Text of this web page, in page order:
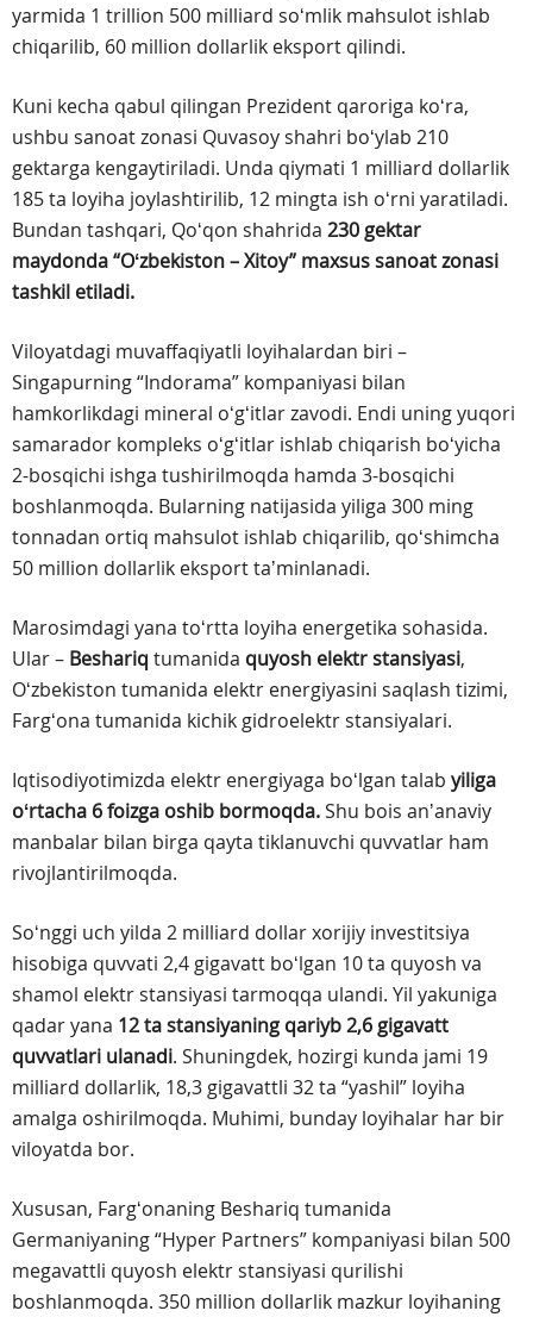
yarmida 1 trillion 500 milliard soʻmlik mahsulot ishlab
chiqarilib, 60 million dollarlik eksport qilindi.
Kuni kecha qabul qilingan Prezident qaroriga koʻra,
ushbu sanoat zonasi Quvasoy shahri boʻylab 210
gektarga kengaytiriladi. Unda qiymati 1 milliard dollarlik
185 ta loyiha joylashtirilib, 12 mingta ish oʻrni yaratiladi.
Bundan tashqari, Qoʻqon shahrida 230 gektar
maydonda “Oʻzbekiston – Xitoy” maxsus sanoat zonasi
tashkil etiladi.
Viloyatdagi muvaffaqiyatli loyihalardan biri –
Singapurning “Indorama” kompaniyasi bilan
hamkorlikdagi mineral oʻgʻitlar zavodi. Endi uning yuqori
samarador kompleks oʻgʻitlar ishlab chiqarish boʻyicha
2-bosqichi ishga tushirilmoqda hamda 3-bosqichi
boshlanmoqda. Bularning natijasida yiliga 300 ming
tonnadan ortiq mahsulot ishlab chiqarilib, qoʻshimcha
50 million dollarlik eksport taʼminlanadi.
Marosimdagi yana toʻrtta loyiha energetika sohasida.
Ular – Beshariq tumanida quyosh elektr stansiyasi,
Oʻzbekiston tumanida elektr energiyasini saqlash tizimi,
Fargʻona tumanida kichik gidroelektr stansiyalari.
Iqtisodiyotimizda elektr energiyaga boʻlgan talab yiliga
oʻrtacha 6 foizga oshib bormoqda.Shu bois anʼanaviy
manbalar bilan birga qayta tiklanuvchi quvvatlar ham
rivojlantirilmoqda.
Soʻnggi uch yilda 2 milliard dollar xorijiy investitsiya
hisobiga quvvati 2,4 gigavatt boʻlgan 10 ta quyosh va
shamol elektr stansiyasi tarmoqqa ulandi. Yil yakuniga
qadar yana 12 ta stansiyaning qariyb 2,6 gigavatt
quvvatlari ulanadi. Shuningdek, hozirgi kunda jami 19
milliard dollarlik, 18,3 gigavattli 32 ta “yashil” loyiha
amalga oshirilmoqda. Muhimi, bunday loyihalar har bir
viloyatda bor.
Xususan, Fargʻonaning Beshariq tumanida
Germaniyaning “Hyper Partners” kompaniyasi bilan 500
megavattli quyosh elektr stansiyasi qurilishi
boshlanmoqda. 350 million dollarlik mazkur loyihaning